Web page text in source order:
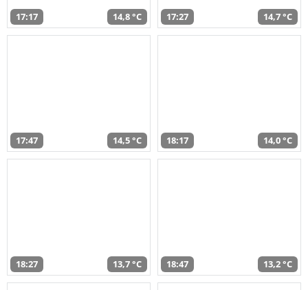
17:17 14,8 °C 17:27 14,7 °C
17:47 14,5 °C 18:17 14,0 °C
18:27 13,7 °C 18:47 13,2 °C